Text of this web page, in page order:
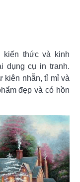
thức và kinh
dụng cụ in tranh.
kiên nhẫn, tỉ mỉ và
đẹp và có hồn